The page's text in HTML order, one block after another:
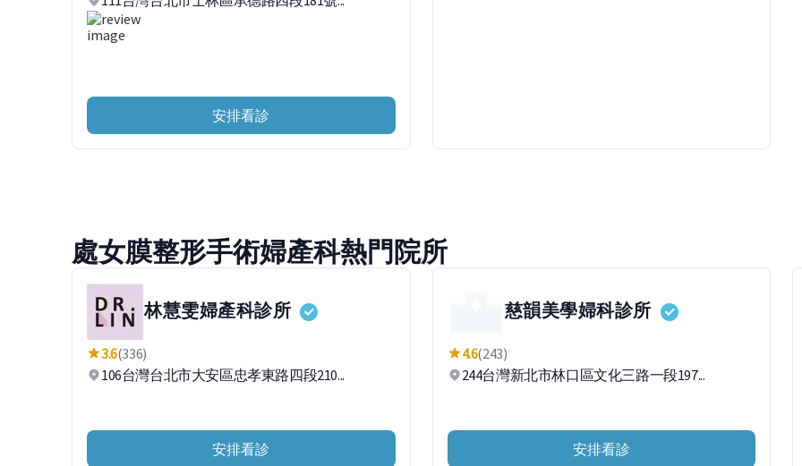
安排看診
處女膜整形手術婦產科熱門院所
林慧雯婦產科診所
3.6(336)
106台灣台北市大安區忠孝東路四段210...
安排看診
慈韻美學婦科診所
4.6(243)
244台灣新北市林口區文化三路一段197...
安排看診